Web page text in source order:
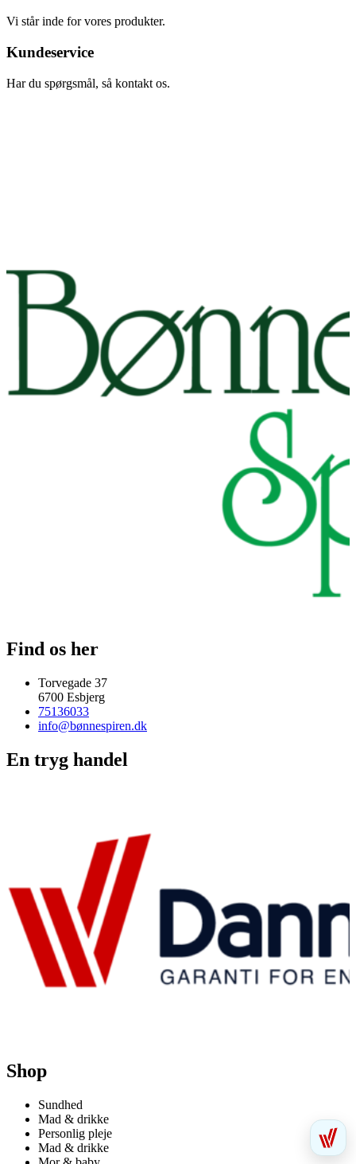
Vi står inde for vores produkter.
Kundeservice
Har du spørgsmål, så kontakt os.
Find os her
Torvegade 37
6700 Esbjerg
75136033
info@bønnespiren.dk
En tryg handel
Shop
Sundhed
Mad & drikke
Personlig pleje
Mad & drikke